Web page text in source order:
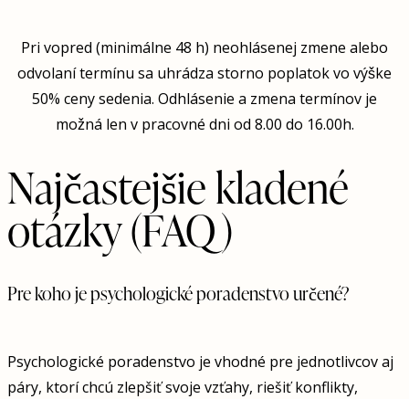
Pri vopred (minimálne 48 h) neohlásenej zmene alebo
odvolaní termínu sa uhrádza storno poplatok vo výške
50% ceny sedenia. Odhlásenie a zmena termínov je
možná len v pracovné dni od 8.00 do 16.00h.
Najčastejšie kladené
otázky (FAQ)
Pre koho je psychologické poradenstvo určené?
Psychologické poradenstvo je vhodné pre jednotlivcov aj
páry, ktorí chcú zlepšiť svoje vzťahy, riešiť konflikty,